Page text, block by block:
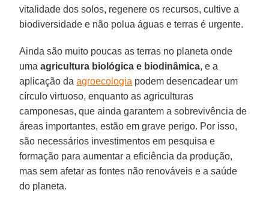
vitalidade dos solos, regenere os recursos, cultive a
biodiversidade e não polua águas e terras é urgente.
Ainda são muito poucas as terras no planeta onde
umaagricultura biológica e biodinâmica, e a
aplicação daagroecologia podem desencadear um
círculo virtuoso, enquanto as agriculturas
camponesas, que ainda garantem a sobrevivência de
áreas importantes, estão em grave perigo. Por isso,
são necessários investimentos em pesquisa e
formação para aumentar a eficiência da produção,
mas sem afetar as fontes não renováveis e a saúde
do planeta.